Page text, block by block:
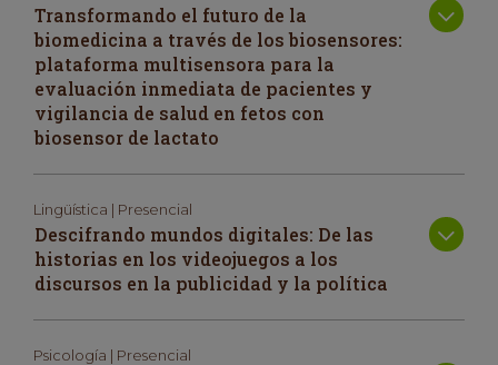
Transformando el futuro de la
biomedicina a través de los biosensores:
plataforma multisensora para la
evaluación inmediata de pacientes y
vigilancia de salud en fetos con
biosensor de lactato
Lingüística | Presencial
Descifrando mundos digitales: De las
historias en los videojuegos a los
discursos en la publicidad y la política
Psicología | Presencial